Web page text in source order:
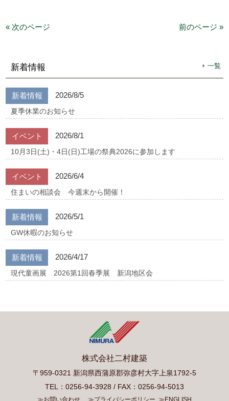
« 次のページ 前のページ »
新着情報 一覧
新着情報 2026/8/5
夏季休業のお知らせ
イベント 2026/8/1
10月3日(土)・4日(日)工場の祭典2026に参加します
イベント 2026/6/4
住まいの相談会 今週末から開催！
新着情報 2026/5/1
GW休暇のお知らせ
新着情報 2026/4/17
現代童画展 2026第1回春季展 新潟地区会
株式会社二村建築
〒959-0321 新潟県西蒲原郡弥彦村大字上泉1792-5
TEL：0256-94-3928 / FAX：0256-94-5013
≫お問い合わせ ≫プライバシーポリシー ≫ENGLISH